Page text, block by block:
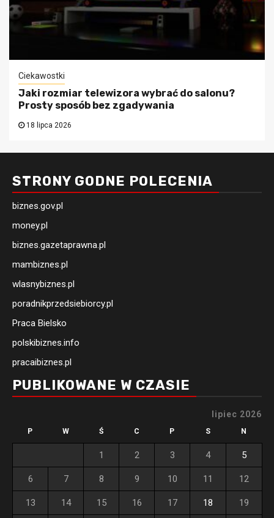
Ciekawostki
Jaki rozmiar telewizora wybrać do salonu?
Prosty sposób bez zgadywania
18 lipca 2026
STRONY GODNE POLECENIA
biznes.gov.pl
money.pl
biznes.gazetaprawna.pl
mambiznes.pl
wlasnybiznes.pl
poradnikprzedsiebiorcy.pl
Praca Bielsko
polskibiznes.info
pracaibiznes.pl
PUBLIKOWANE W CZASIE
lipiec 2026
P W Ś C P S N
1 2 3 4 5
6 7 8 9 10 11 12
13 14 15 16 17 18 19